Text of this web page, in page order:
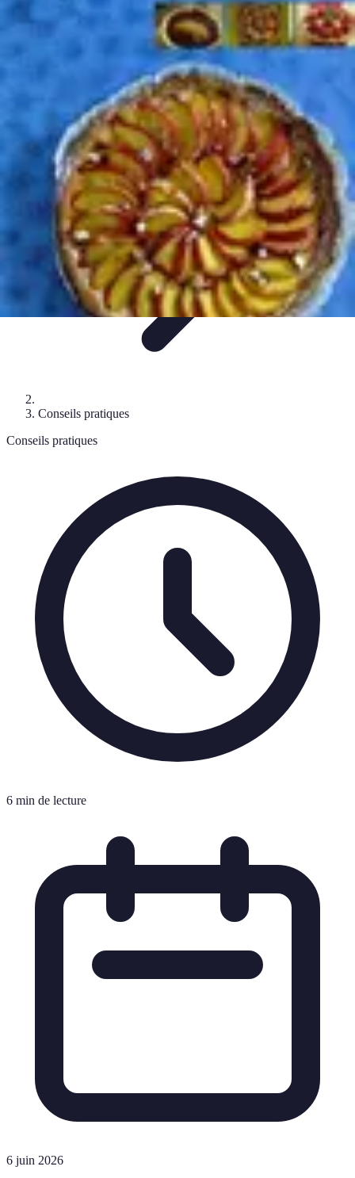
Accompagnement Funéraire
Accompagnement Funéraire
Choix de l'accompagnement
Choix et
Évaluation des Services
Accompagnement Funéraire
Conseils pratiques
Conseils pratiques
6 min de lecture
6 juin 2026